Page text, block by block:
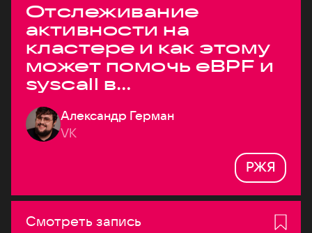
Отслеживание
активности на
кластере и как этому
может помочь eBPF и
syscall в
высоконагруженных
системах
Александр Герман
VK
РЖЯ
Смотреть запись